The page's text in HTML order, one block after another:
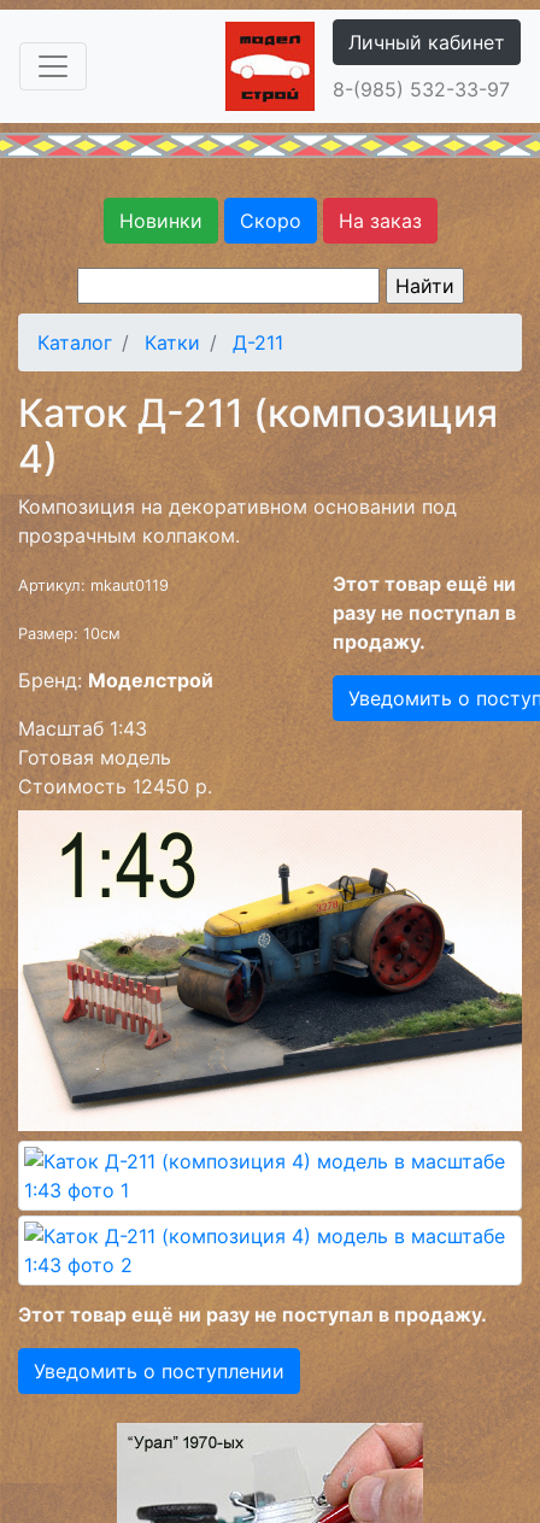
Личный кабинет
8-(985) 532-33-97
Новинки Скоро На заказ
Каталог Катки Д-211
Каток Д-211 (композиция
4)
Композиция на декоративном основании под
прозрачным колпаком.
Артикул: mkaut0119
Размер: 10см
Бренд: Моделстрой
Масштаб 1:43
Готовая модель
Стоимость 12450 р.
Этот товар ещё ни
разу не поступал в
продажу.
Уведомить о
Этот товар ещё ни разу не поступал в продажу.
Уведомить о поступлении